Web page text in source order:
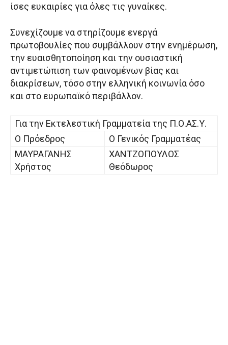
ίσες ευκαιρίες για όλες τις γυναίκες.
Συνεχίζουμε να στηρίζουμε ενεργά
πρωτοβουλίες που συμβάλλουν στην ενημέρωση,
την ευαισθητοποίηση και την ουσιαστική
αντιμετώπιση των φαινομένων βίας και
διακρίσεων, τόσο στην ελληνική κοινωνία όσο
και στο ευρωπαϊκό περιβάλλον.
Για την Εκτελεστική Γραμματεία της Π.Ο.ΑΣ.Υ.
O Πρόεδρος
Ο Γενικός Γραμματέας
ΜΑΥΡΑΓΑΝΗΣ
Χρήστος
ΧΑΝΤΖΟΠΟΥΛΟΣ
Θεόδωρος